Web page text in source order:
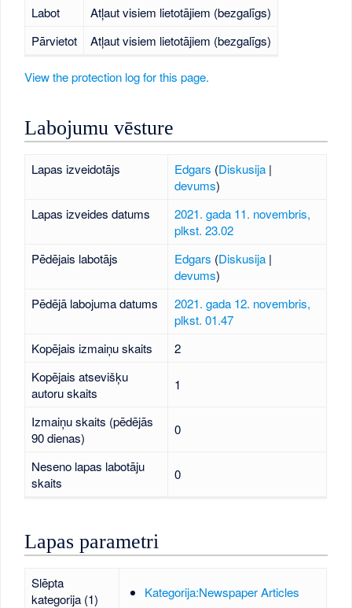
Labot
Atļaut visiem lietotājiem (bezgalīgs)
Pārvietot
Atļaut visiem lietotājiem (bezgalīgs)
View the protection log for this page.
Labojumu vēsture
Lapas izveidotājs Edgars (Diskusija|
devums)
Lapas izveides datums
2021. gada 11. novembris,
plkst. 23.02
Pēdējais labotājs
Edgars (Diskusija|
devums)
Pēdējā labojuma datums
2021. gada 12. novembris,
plkst. 01.47
Kopējais izmaiņu skaits
2
Kopējais atsevišķu
autoru skaits
1
Izmaiņu skaits (pēdējās
90 dienas)
0
Neseno lapas labotāju
skaits
0
Lapas parametri
Slēpta
kategorija (1)
Kategorija:Newspaper Articles